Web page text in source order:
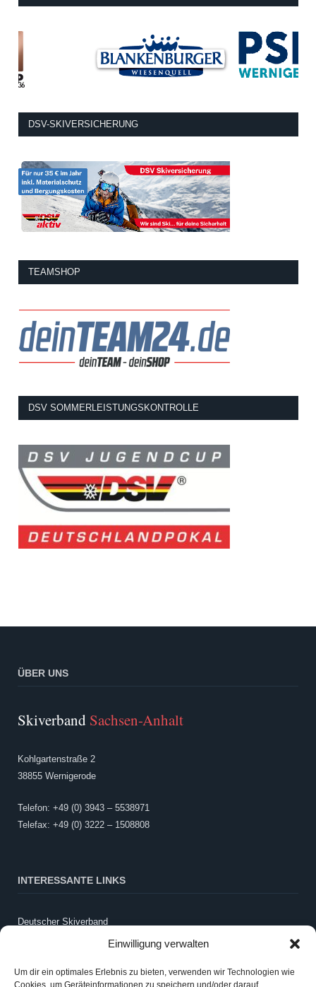
Einwilligung verwalten
Um dir ein optimales Erlebnis zu bieten, verwenden wir Technologien wie
Cookies, um Geräteinformationen zu speichern und/oder darauf
DSV-SKIVERSICHERUNG
TEAMSHOP
DSV SOMMERLEISTUNGSKONTROLLE
ÜBER UNS
Skiverband Sachsen-Anhalt
Kohlgartenstraße 2
38855 Wernigerode
Telefon: +49 (0) 3943 – 5538971
Telefax: +49 (0) 3222 – 1508808
INTERESSANTE LINKS
Deutscher Skiverband
LandesSportBund Sachsen-Anhalt
Schneebericht Harz